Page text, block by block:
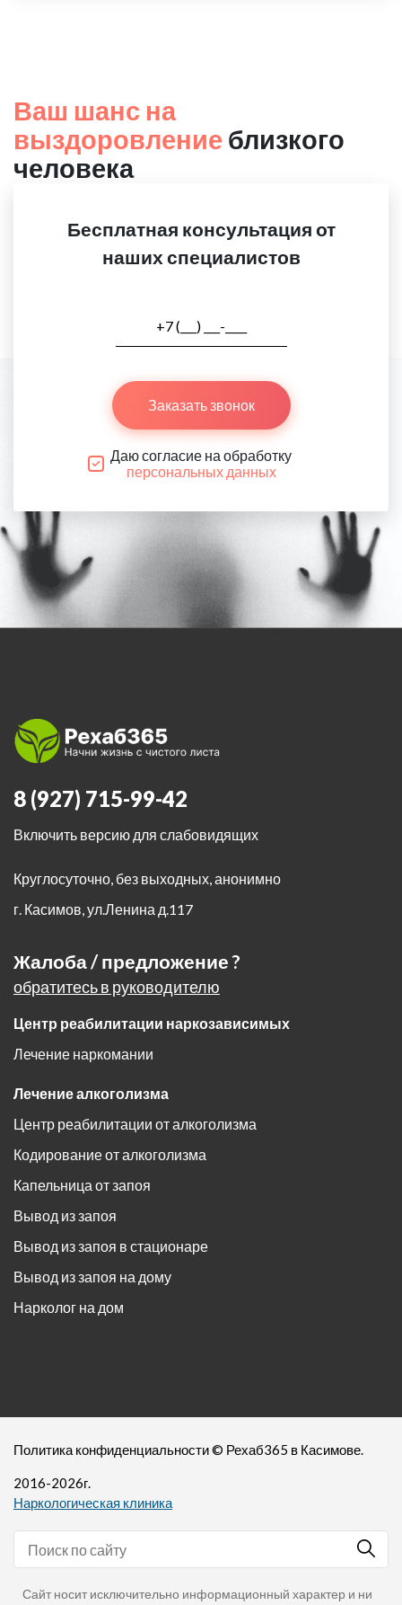
Ваш шанс на
выздоровление близкого
человека
Бесплатная консультация от
наших специалистов
Заказать звонок
Даю согласие на обработку
персональных данных
8 (927) 715-99-42
Включить версию для слабовидящих
Круглосуточно, без выходных, анонимно
г. Касимов,ул.Ленина д.117
Жалоба / предложение ?
обратитесь в руководителю
Центр реабилитации наркозависимых
Лечение наркомании
Лечение алкоголизма
Центр реабилитации от алкоголизма
Кодирование от алкоголизма
Капельница от запоя
Вывод из запоя
Вывод из запоя в стационаре
Вывод из запоя на дому
Нарколог на дом
Политика конфиденциальности© Рехаб365 в Касимове.
2016-2026г.
Наркологическая клиника
Сайт носит исключительно информационный характер и ни